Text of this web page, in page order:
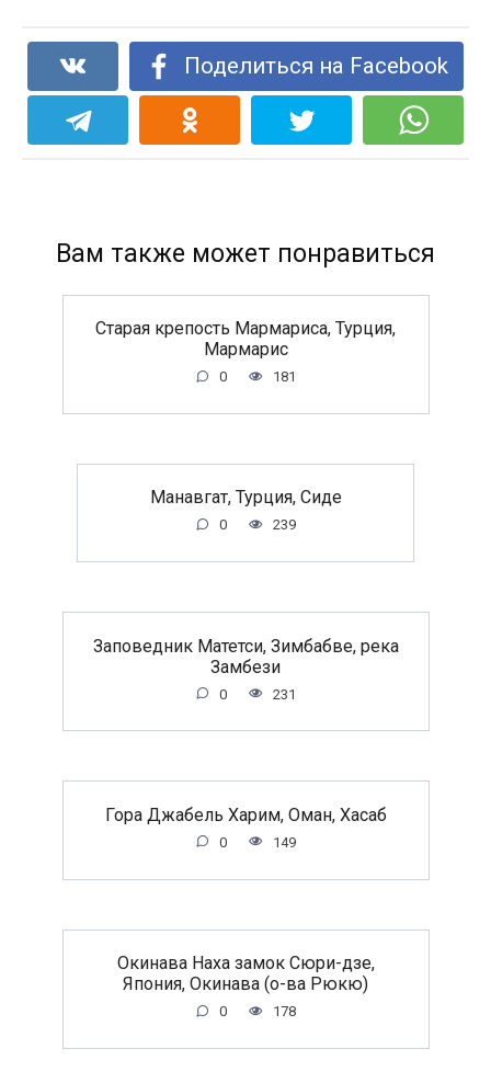
Поделиться на Facebook
Вам также может понравиться
Старая крепость Мармариса, Турция,
Мармарис
0 181
Манавгат, Турция, Сиде
0 239
Заповедник Матетси, Зимбабве, река
Замбези
0 231
Гора Джабель Харим, Оман, Хасаб
0 149
Окинава Наха замок Сюри-дзе,
Япония, Окинава (о-ва Рюкю)
0 178